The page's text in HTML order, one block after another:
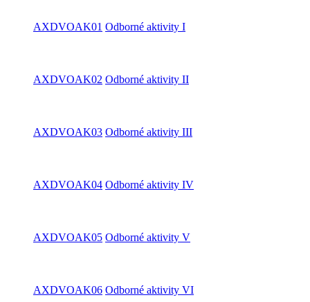
AXDVOAK01 Odborné aktivity I
AXDVOAK02 Odborné aktivity II
AXDVOAK03 Odborné aktivity III
AXDVOAK04 Odborné aktivity IV
AXDVOAK05 Odborné aktivity V
AXDVOAK06 Odborné aktivity VI